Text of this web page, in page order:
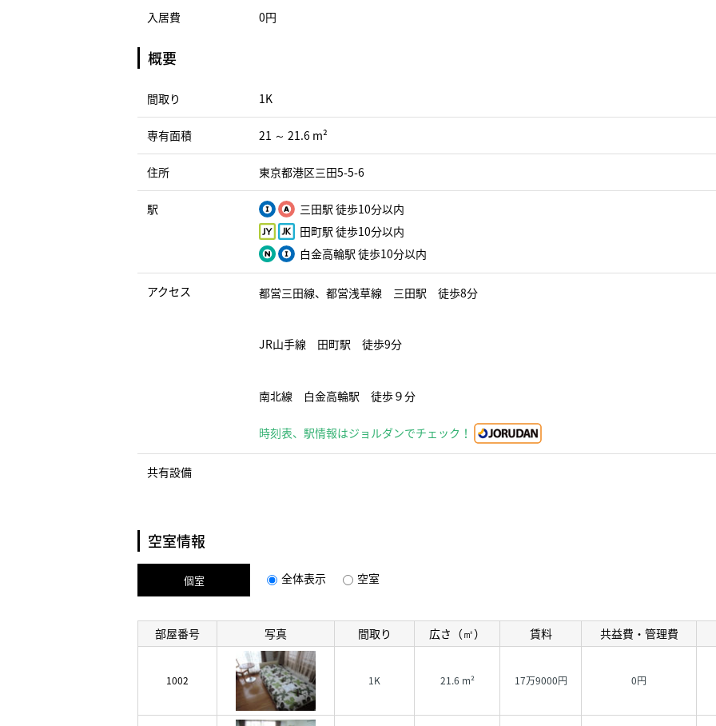
入居費 0円
概要
間取り 1K
専有面積 21 ～ 21.6 m²
住所 東京都港区三田5-5-6
駅
三田駅 徒歩10分以内
田町駅 徒歩10分以内
白金高輪駅 徒歩10分以内
アクセス 都営三田線、都営浅草線 三田駅 徒歩8分
JR山手線 田町駅 徒歩9分
南北線 白金高輪駅 徒歩９分
時刻表、駅情報はジョルダンでチェック！
共有設備
空室情報
個室 全体表示 空室
部屋番号 写真 間取り 広さ（㎡） 賃料 共益費・管理費
1002 1K 21.6 m² 17万9000円 0円